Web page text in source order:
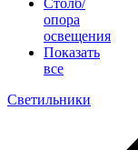
Столб/
опора
освещения
Показать
все
Светильники